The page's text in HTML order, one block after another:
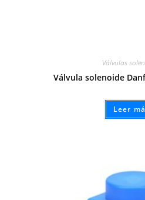
Válvulas
Válvula solenoide
Leer